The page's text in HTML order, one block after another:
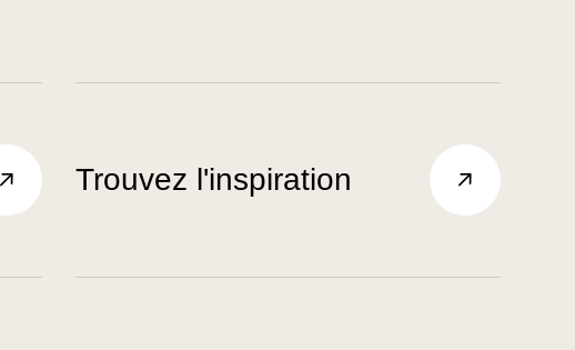
Trouvez l'inspiration